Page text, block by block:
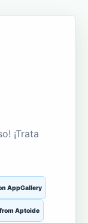
¡Trata
AppGallery
Aptoide